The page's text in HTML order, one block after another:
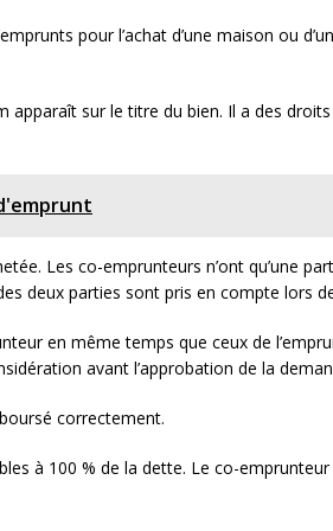
pour l’achat d’une maison ou
sur le titre du bien. Il a des
Les co-emprunteurs n’ont qu’une
deux parties sont pris en compte lors
en même temps que ceux de
avant l’approbation de la
correctement.
à 100 % de la dette. Le co-